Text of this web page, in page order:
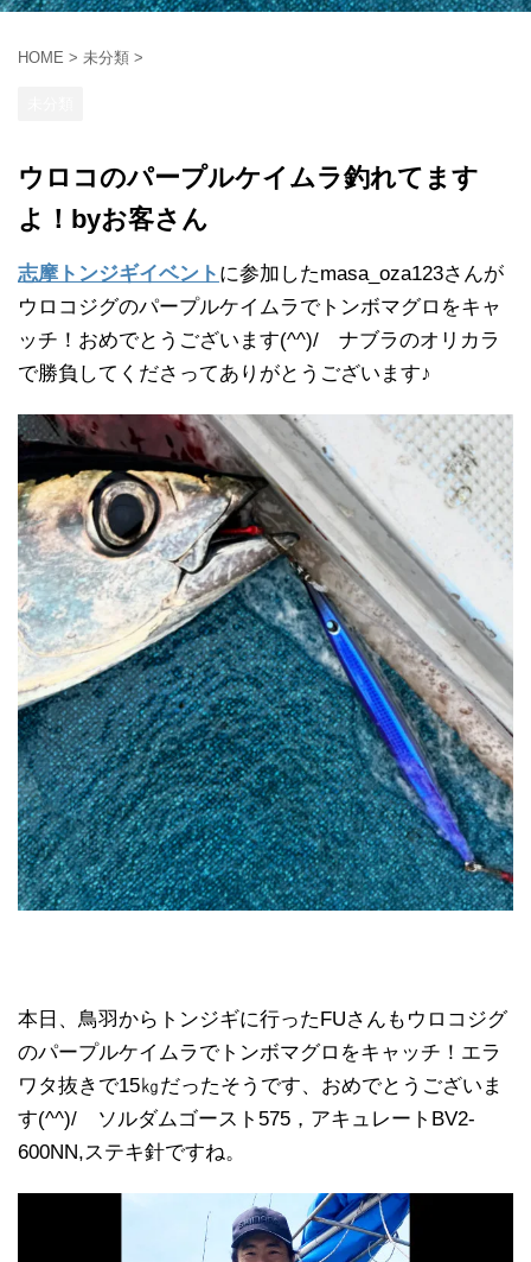
HOME > 未分類 >
ウロコのパープルケイムラ釣れてます
よ！byお客さん
志摩トンジギイベント に参加したmasa_oza123さんが
ウロコジグのパープルケイムラでトンボマグロをキャ
ッチ！おめでとうございます(^^)/ ナブラのオリカラ
で勝負してくださってありがとうございます♪
本日、鳥羽からトンジギに行ったFUさんもウロコジグ
のパープルケイムラでトンボマグロをキャッチ！エラ
ワタ抜きで15㎏だったそうです、おめでとうございま
す(^^)/ ソルダムゴースト575，アキュレートBV2-
600NN,ステキ針ですね。